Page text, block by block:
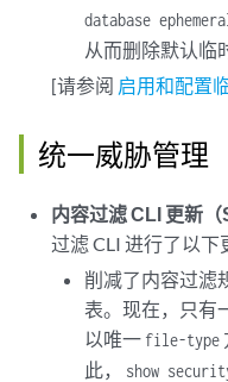
database
从而删除默认临
[请参阅 启用和配置
统一威胁管理
内容过滤 CLI 更新（
过滤 CLI 进行了以下
削减了内容过滤
表。现在，只有
以唯一 file-type
此，
show